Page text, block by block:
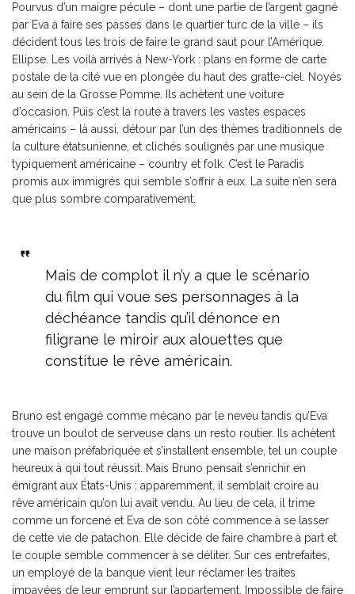
Pourvus d’un maigre pécule – dont une partie de l’argent gagné
par Eva à faire ses passes dans le quartier turc de la ville – ils
décident tous les trois de faire le grand saut pour l’Amérique.
Ellipse. Les voilà arrivés à New-York : plans en forme de carte
postale de la cité vue en plongée du haut des gratte-ciel. Noyés
au sein de la Grosse Pomme. Ils achètent une voiture
d’occasion. Puis c’est la route à travers les vastes espaces
américains – là aussi, détour par l’un des thèmes traditionnels de
la culture étatsunienne, et clichés soulignés par une musique
typiquement américaine – country et folk. C’est le Paradis
promis aux immigrés qui semble s’offrir à eux. La suite n’en sera
que plus sombre comparativement.
Mais de complot il n’y a que le scénario
du film qui voue ses personnages à la
déchéance tandis qu’il dénonce en
filigrane le miroir aux alouettes que
constitue le rêve américain.
Bruno est engagé comme mécano par le neveu tandis qu’Eva
trouve un boulot de serveuse dans un resto routier. Ils achètent
une maison préfabriquée et s’installent ensemble, tel un couple
heureux à qui tout réussit. Mais Bruno pensait s’enrichir en
émigrant aux États-Unis : apparemment, il semblait croire au
rêve américain qu’on lui avait vendu. Au lieu de cela, il trime
comme un forcené et Eva de son côté commence à se lasser
de cette vie de patachon. Elle décide de faire chambre à part et
le couple semble commencer à se déliter. Sur ces entrefaites,
un employé de la banque vient leur réclamer les traites
impayées de leur emprunt sur l’appartement. Impossible de faire